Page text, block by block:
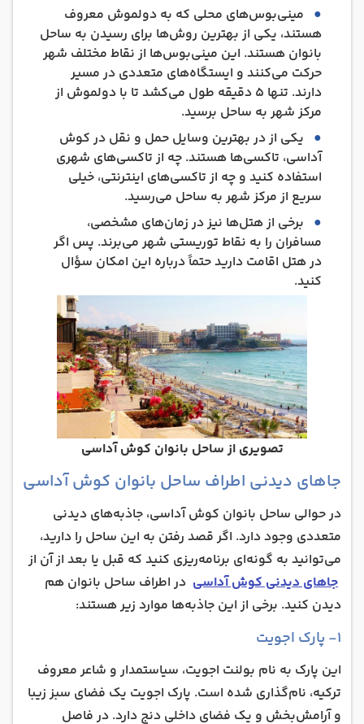
مینی‌بوس‌های محلی که به دولموش معروف
هستند، یکی از بهترین روش‌ها برای رسیدن به ساحل
بانوان هستند. این مینی‌بوس‌ها از نقاط مختلف شهر
حرکت می‌کنند و ایستگاه‌های متعددی در مسیر
دارند. تنها 5 دقیقه طول می‌کشد تا با دولموش از
مرکز شهر به ساحل برسید.
یکی از در بهترین وسایل حمل و نقل در کوش
آداسی، تاکسی‌ها هستند. چه از تاکسی‌های شهری
استفاده کنید و چه از تاکسی‌های اینترنتی، خیلی
سریع از مرکز شهر به ساحل می‌رسید.
برخی از هتل‌ها نیز در زمان‌های مشخصی،
مسافران را به نقاط توریستی شهر می‌برند. پس اگر
در هتل اقامت دارید حتماً درباره این امکان سؤال
کنید.
تصویری از ساحل بانوان کوش آداسی
جاهای دیدنی اطراف ساحل بانوان کوش آداسی
در حوالی ساحل بانوان کوش آداسی، جاذبه‌های دیدنی
متعددی وجود دارد. اگر قصد رفتن به این ساحل را دارید،
می‌توانید به گونه‌ای برنامه‌ریزی کنید که قبل یا بعد از آن از
جاهای دیدنی کوش آداسی در اطراف ساحل بانوان هم
دیدن کنید. برخی از این جاذبه‌ها موارد زیر هستند:
۱- پارک اجویت
این پارک به نام بولنت اجویت، سیاستمدار و شاعر معروف
ترکیه، نام‌گذاری شده است. پارک اجویت یک فضای سبز زیبا
و آرامش‌بخش و یک فضای داخلی دنج دارد. در فاصل